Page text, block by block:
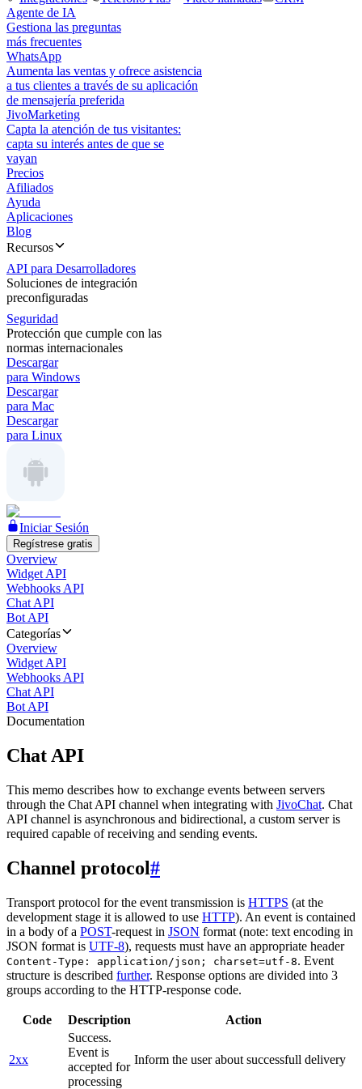
Agente de IA
Gestiona las preguntas
más frecuentes
WhatsApp
Aumenta las ventas y ofrece asistencia
a tus clientes a través de su aplicación
de mensajería preferida
JivoMarketing
Capta la atención de tus visitantes:
capta su interés antes de que se
vayan
Precios
Afiliados
Ayuda
Aplicaciones
Blog
Recursos
API para Desarrolladores
Soluciones de integración
preconfiguradas
Seguridad
Protección que cumple con las
normas internacionales
Descargar
para Windows
Descargar
para Mac
Descargar
para Linux
Iniciar Sesión
Regístrese gratis
Overview
Widget API
Webhooks API
Chat API
Bot API
Categorías
Overview
Widget API
Webhooks API
Chat API
Bot API
Documentation
Chat API
This memo describes how to exchange events between servers
through the Chat API channel when integrating with JivoChat. Chat
API channel is asynchronous and bidirectional, a custom server is
required capable of receiving and sending events.
Channel protocol#
Transport protocol for the event transmission is HTTPS (at the
development stage it is allowed to use HTTP). An event is contained
in a body of a POST-request in JSON format (note: text encoding in
JSON format is UTF-8), requests must have an appropriate header
Content-Type: application/json; charset=utf-8. Event
structure is described further. Response options are divided into 3
groups according to the HTTP-response code.
Code Description Action
2xx
Success.
Event is
accepted for
processing
Inform the user about successfull delivery